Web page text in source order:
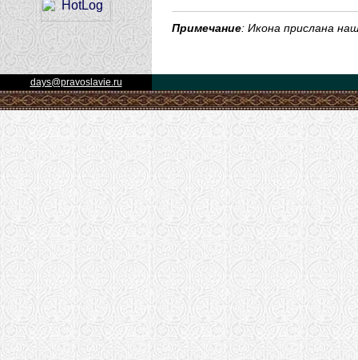
Примечание: Икона прислана
days@pravoslavie.ru